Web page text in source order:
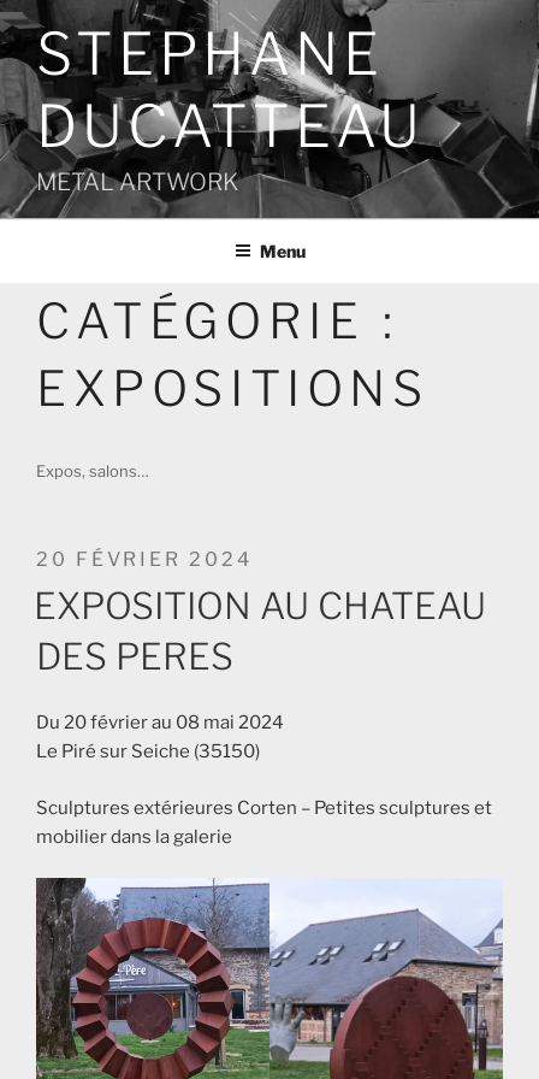
Aller
au
contenu
principal
STEPHANE
DUCATTEAU
METAL ARTWORK
Menu
CATÉGORIE :
EXPOSITIONS
Expos, salons…
PUBLIÉ
LE
20 FÉVRIER 2024
EXPOSITION AU CHATEAU
DES PERES
Du 20 février au 08 mai 2024
Le Piré sur Seiche (35150)
Sculptures extérieures Corten – Petites sculptures et
mobilier dans la galerie